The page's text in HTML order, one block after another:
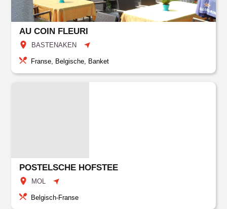
AU COIN FLEURI
BASTENAKEN
Franse, Belgische, Banket
POSTELSCHE HOFSTEE
MOL
Belgisch-Franse